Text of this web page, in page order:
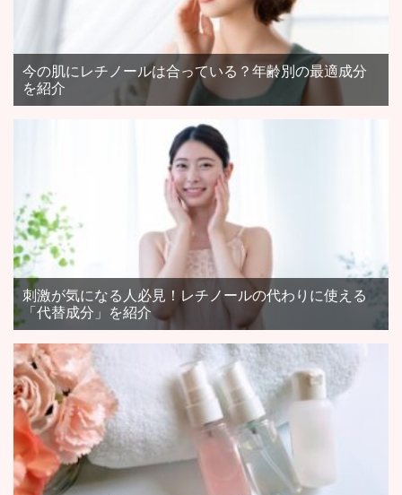
今の肌にレチノールは合っている？年齢別の最適成分
を紹介
刺激が気になる人必見！レチノールの代わりに使える
「代替成分」を紹介